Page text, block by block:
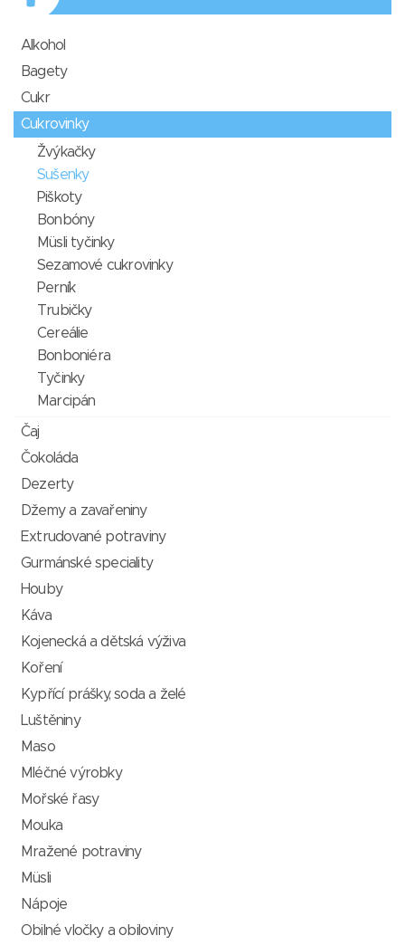
Alkohol
Bagety
Cukr
Cukrovinky
Žvýkačky
Sušenky
Piškoty
Bonbóny
Müsli tyčinky
Sezamové cukrovinky
Perník
Trubičky
Cereálie
Bonboniéra
Tyčinky
Marcipán
Čaj
Čokoláda
Dezerty
Džemy a zavařeniny
Extrudované potraviny
Gurmánské speciality
Houby
Káva
Kojenecká a dětská výživa
Koření
Kypřící prášky, soda a želé
Luštěniny
Maso
Mléčné výrobky
Mořské řasy
Mouka
Mražené potraviny
Müsli
Nápoje
Obilné vločky a obiloviny